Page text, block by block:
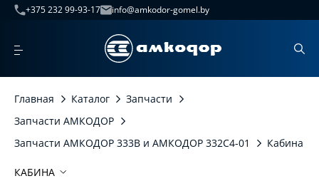
+375 232 99-93-17 info@amkodor-gomel.by
Главная Каталог
Запчасти
Запчасти АМКОДОР
Запчасти АМКОДОР 333В и АМКОДОР 332С4-01
Кабина
КАБИНА